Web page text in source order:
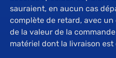
sauraient, en aucun cas
complète de retard, avec
de la valeur de la
matériel dont la livraison est